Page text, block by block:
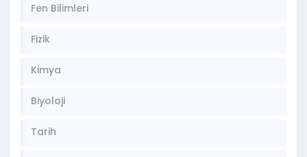
Fen Bilimleri
Fizik
Kimya
Biyoloji
Tarih